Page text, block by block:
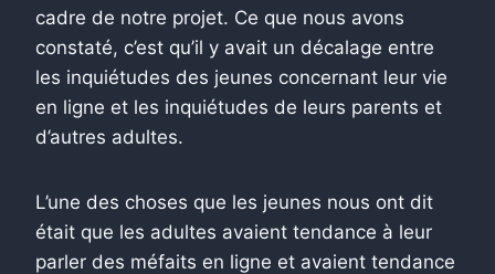
cadre de notre projet. Ce que nous avons
constaté, c’est qu’il y avait un décalage entre
les inquiétudes des jeunes concernant leur vie
en ligne et les inquiétudes de leurs parents et
d’autres adultes.
L’une des choses que les jeunes nous ont dit
était que les adultes avaient tendance à leur
parler des méfaits en ligne et avaient tendance